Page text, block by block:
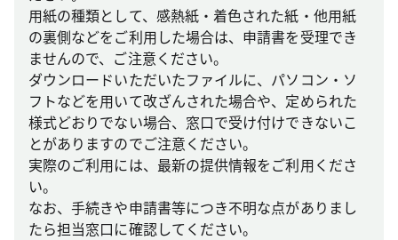
用紙の種類として、感熱紙・着色された紙・他用紙
の裏側などをご利用した場合は、申請書を受理でき
ませんので、ご注意ください。
ダウンロードいただいたファイルに、パソコン・ソ
フトなどを用いて改ざんされた場合や、定められた
様式どおりでない場合、窓口で受け付けできないこ
とがありますのでご注意ください。
実際のご利用には、最新の提供情報をご利用くださ
い。
なお、手続きや申請書等につき不明な点がありまし
たら担当窓口に確認してください。